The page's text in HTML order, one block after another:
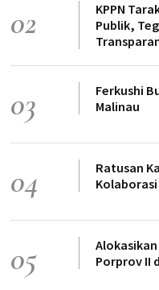
02
KPPN
Publik,
03
Ferkushi
Malinau
04
Ratusan
05
Alokasikan
Porprov II